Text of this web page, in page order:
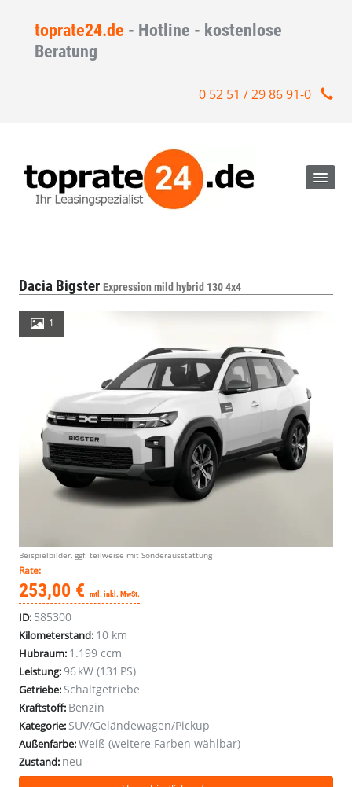
toprate24.de - Hotline - kostenlose
Beratung
0 52 51 / 29 86 91-0
Dacia Bigster Expression mild hybrid 130 4x4
1
Beispielbilder, ggf. teilweise mit Sonderausstattung
Rate:
253,00 € mtl. inkl. MwSt.
ID: 585300
Kilometerstand: 10 km
Hubraum: 1.199 ccm
Leistung:96 kW (131 PS)
Getriebe: Schaltgetriebe
Kraftstoff: Benzin
Kategorie: SUV/Geländewagen/Pickup
Außenfarbe:Weiß (weitere Farben wählbar)
Zustand: neu